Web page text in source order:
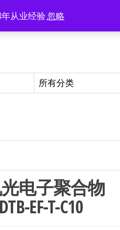
products
光电子聚合物
EF-T-C10
从业经验忽略